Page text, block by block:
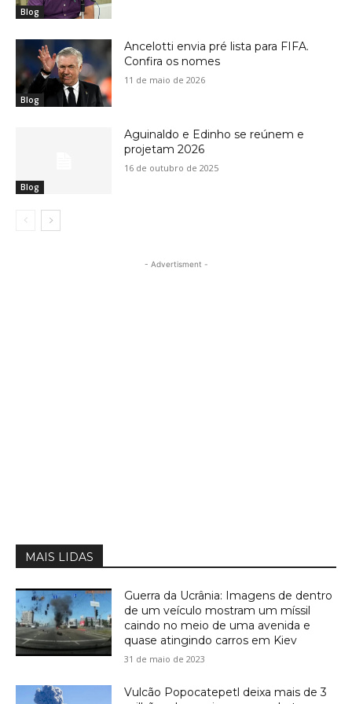
Blog
Blog
Ancelotti envia pré lista para FIFA.
Confira os nomes
11 de maio de 2026
Blog
Aguinaldo e Edinho se reúnem e
projetam 2026
16 de outubro de 2025
- Advertisment -
MAIS LIDAS
Guerra da Ucrânia: Imagens de dentro
de um veículo mostram um míssil
caindo no meio de uma avenida e
quase atingindo carros em Kiev
31 de maio de 2023
Vulcão Popocatepetl deixa mais de 3